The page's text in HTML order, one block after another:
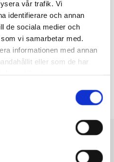
vår trafik. Vi
identifierare och annan
de sociala medier och
vi samarbetar med.
informationen med annan
eller som de har
8 på innergården och har
sommaren 2023.
finns nedan.